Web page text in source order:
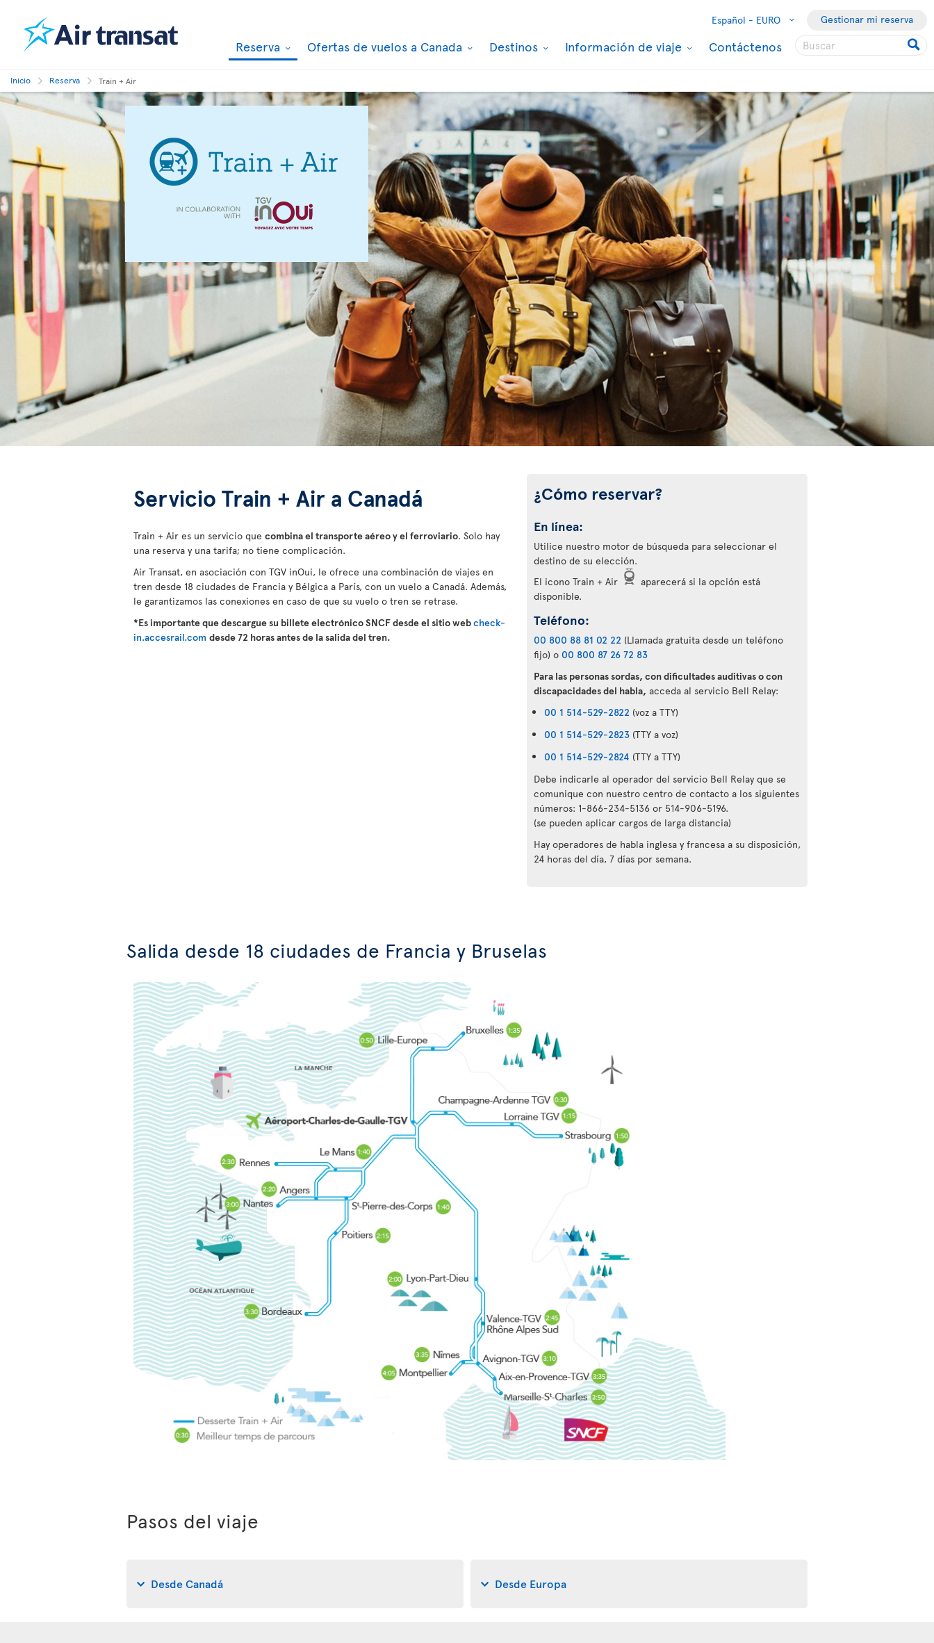
Español - EURO Gestionar mi reserva
Reserva Ofertas de vuelos a Canada Destinos Información de viaje Contáctenos
Inicio Reserva Train + Air
Servicio Train + Air a Canadá
Train + Air es un servicio que combina el transporte aéreo y el ferroviario. Solo hay
una reserva y una tarifa; no tiene complicación.
Air Transat, en asociación con TGV inOui, le ofrece una combinación de viajes en
tren desde 18 ciudades de Francia y Bélgica a París, con un vuelo a Canadá. Además,
le garantizamos las conexiones en caso de que su vuelo o tren se retrase.
*Es importante que descargue su billete electrónico SNCF desde el sitio webcheck-
in.accesrail.com desde 72 horas antes de la salida del tren.
¿Cómo reservar?
En línea:
Utilice nuestro motor de búsqueda para seleccionar el
destino de su elección.
El icono Train + Air
aparecerá si la opción está
disponible.
Teléfono:
00 800 88 81 02 22 (Llamada gratuita desde un teléfono
fijo) o 00 800 87 26 72 83
Para las personas sordas, con dificultades auditivas o con
discapacidades del habla, acceda al servicio Bell Relay:
00 1 514-529-2822 (voz a TTY)
00 1 514-529-2823(TTY a voz)
00 1 514-529-2824 (TTY a TTY)
Debe indicarle al operador del servicio Bell Relay que se
comunique con nuestro centro de contacto a los siguientes
números: 1-866-234-5136 or 514-906-5196.
(se pueden aplicar cargos de larga distancia)
Hay operadores de habla inglesa y francesa a su disposición,
24 horas del día, 7 días por semana.
Salida desde 18 ciudades de Francia y Bruselas
Pasos del viaje
Desde Canadá Desde Europa